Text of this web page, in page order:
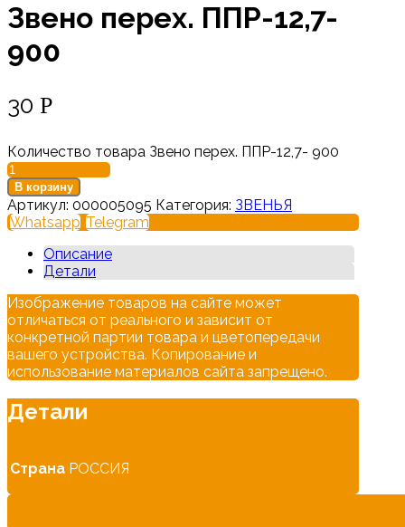
Звено перех. ППР-12,7-
900
30 Р
Количество товара Звено перех. ППР-12,7- 900
В корзину
Артикул: 000005095 Категория: ЗВЕНЬЯ
Whatsapp Telegram
Описание
Детали
Изображение товаров на сайте может
отличаться от реального и зависит от
конкретной партии товара и цветопередачи
вашего устройства. Копирование и
использование материалов сайта запрещено.
Детали
Страна РОССИЯ